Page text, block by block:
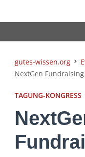
gutes-wissen.org
NextGen
TAGUNG-KONGRESS